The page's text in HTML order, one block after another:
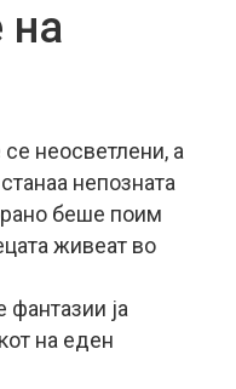
на
се неосветлени, а
непозната
беше поим
живеат во
фантазии ја
на еден